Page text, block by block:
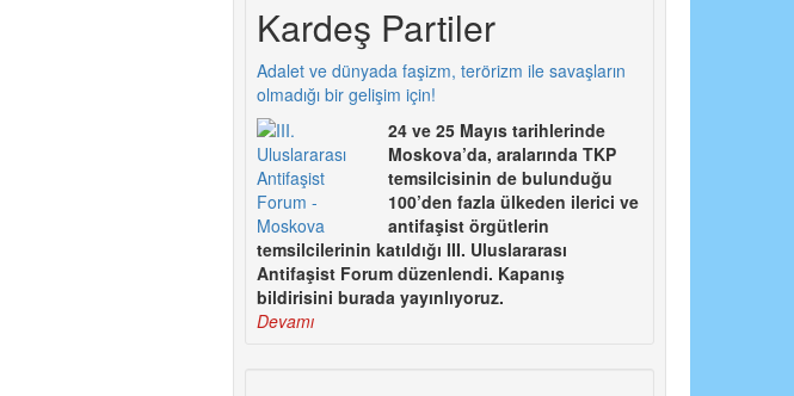
Kardeş Partiler
Adalet ve dünyada faşizm, terörizm ile savaşların
olmadığı bir gelişim için!
24 ve 25 Mayıs tarihlerinde
Moskova’da, aralarında TKP
temsilcisinin de bulunduğu
100’den fazla ülkeden ilerici ve
antifaşist örgütlerin
temsilcilerinin katıldığı III. Uluslararası
Antifaşist Forum düzenlendi. Kapanış
bildirisini burada yayınlıyoruz.
Devamı